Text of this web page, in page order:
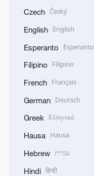
Czech Český
English English
Esperanto Esperanto
Filipino Filipino
French Français
German Deutsch
Greek Ελληνικά
Hausa Hausa
Hebrew עברית
Hindi हिन्दी